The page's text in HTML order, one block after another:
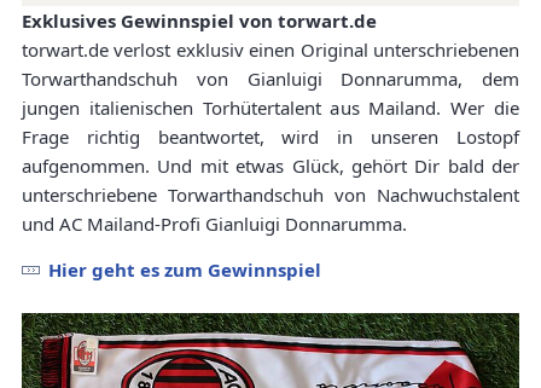
Exklusives Gewinnspiel von torwart.de
torwart.de verlost exklusiv einen Original unterschriebenen
Torwarthandschuh von Gianluigi Donnarumma, dem
jungen italienischen Torhütertalent aus Mailand. Wer die
Frage richtig beantwortet, wird in unseren Lostopf
aufgenommen. Und mit etwas Glück, gehört Dir bald der
unterschriebene Torwarthandschuh von Nachwuchstalent
und AC Mailand-Profi Gianluigi Donnarumma.
Hier geht es zum Gewinnspiel